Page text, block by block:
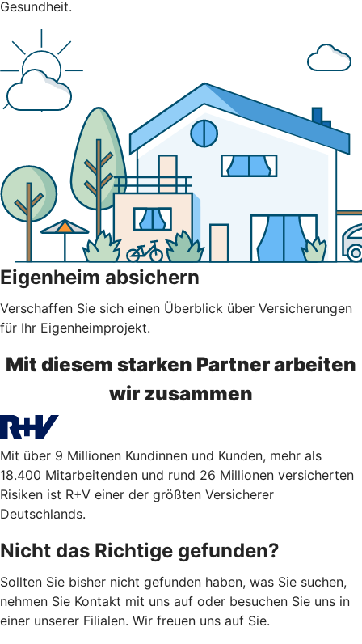
Gesundheit.
Eigenheim absichern
Verschaffen Sie sich einen Überblick über Versicherungen
für Ihr Eigenheimprojekt.
Mit diesem starken Partner arbeiten
wir zusammen
Mit über 9 Millionen Kundinnen und Kunden, mehr als
18.400 Mitarbeitenden und rund 26 Millionen versicherten
Risiken ist R+V einer der größten Versicherer
Deutschlands.
Nicht das Richtige gefunden?
Sollten Sie bisher nicht gefunden haben, was Sie suchen,
nehmen Sie Kontakt mit uns auf oder besuchen Sie uns in
einer unserer Filialen. Wir freuen uns auf Sie.